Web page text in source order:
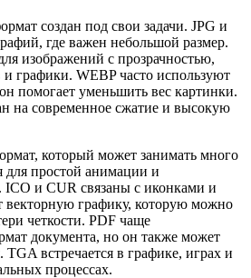
создан под свои задачи. JPG и
где важен небольшой размер.
изображений с прозрачностью,
графики. WEBP часто используют
помогает уменьшить вес картинки.
на современное сжатие и высокую
который может занимать много
для простой анимации и
и CUR связаны с иконками и
векторную графику, которую можно
четкости. PDF чаще
документа, но он также может
встречается в графике, играх и
процессах.